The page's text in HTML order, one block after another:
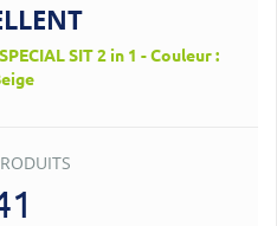
SIT 2 in 1 - Couleur :